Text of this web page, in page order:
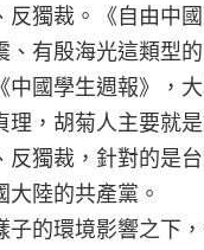
反獨裁。《自由中
、有殷海光這類型的
中國學生週報》，
理，胡菊人主要就
反獨裁，針對的是
大陸的共產黨。
子的環境影響之下